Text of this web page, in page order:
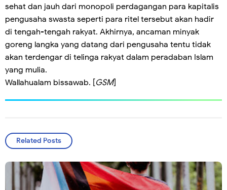
sehat dan jauh dari monopoli perdagangan para kapitalis
pengusaha swasta seperti para ritel tersebut akan hadir
di tengah-tengah rakyat. Akhirnya, ancaman minyak
goreng langka yang datang dari pengusaha tentu tidak
akan terdengar di telinga rakyat dalam peradaban Islam
yang mulia.
Wallahualam bissawab. [GSM]
Related Posts